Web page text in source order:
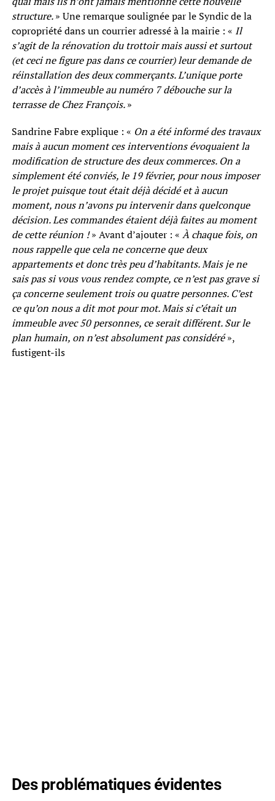
structure.» Une remarque soulignée par le Syndic de la
copropriété dans un courrier adressé à la mairie : « Il
s’agit de la rénovation du trottoir mais aussi et surtout
(et ceci ne figure pas dans ce courrier) leur demande de
réinstallation des deux commerçants. L’unique porte
d’accès à l’immeuble au numéro 7 débouche sur la
terrasse de Chez François.»
Sandrine Fabre explique : « On a été informé des travaux
mais à aucun moment ces interventions évoquaient la
modification de structure des deux commerces. On a
simplement été conviés, le 19 février, pour nous imposer
le projet puisque tout était déjà décidé et à aucun
moment, nous n’avons pu intervenir dans quelconque
décision. Les commandes étaient déjà faites au moment
de cette réunion !» Avant d’ajouter : « À chaque fois, on
nous rappelle que cela ne concerne que deux
appartements et donc très peu d’habitants. Mais je ne
sais pas si vous vous rendez compte, ce n’est pas grave si
ça concerne seulement trois ou quatre personnes. C’est
ce qu’on nous a dit mot pour mot. Mais si c’était un
immeuble avec 50 personnes, ce serait différent. Sur le
plan humain, on n’est absolument pas considéré»,
fustigent-ils
Des problématiques évidentes